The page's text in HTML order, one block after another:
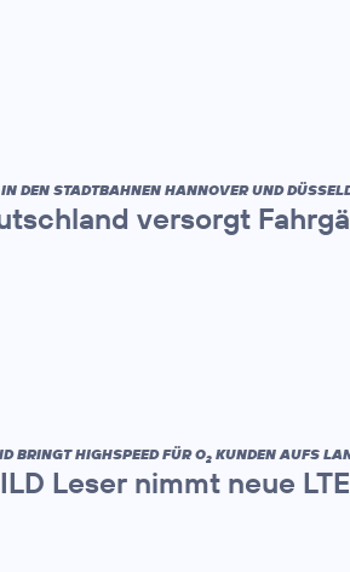
DEN STADTBAHNEN HANNOVER UND
versorgt
BRINGT HIGHSPEED FÜR O2 KUNDEN AUFS
Leser nimmt neue